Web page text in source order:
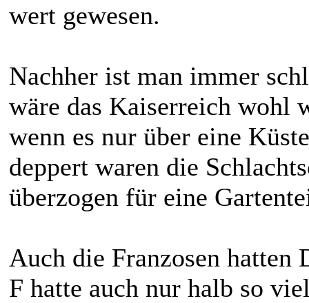
wert gewesen.
Nachher ist man immer
wäre das Kaiserreich wohl
wenn es nur über eine
deppert waren die
überzogen für eine
Auch die Franzosen hatten
F hatte auch nur halb so